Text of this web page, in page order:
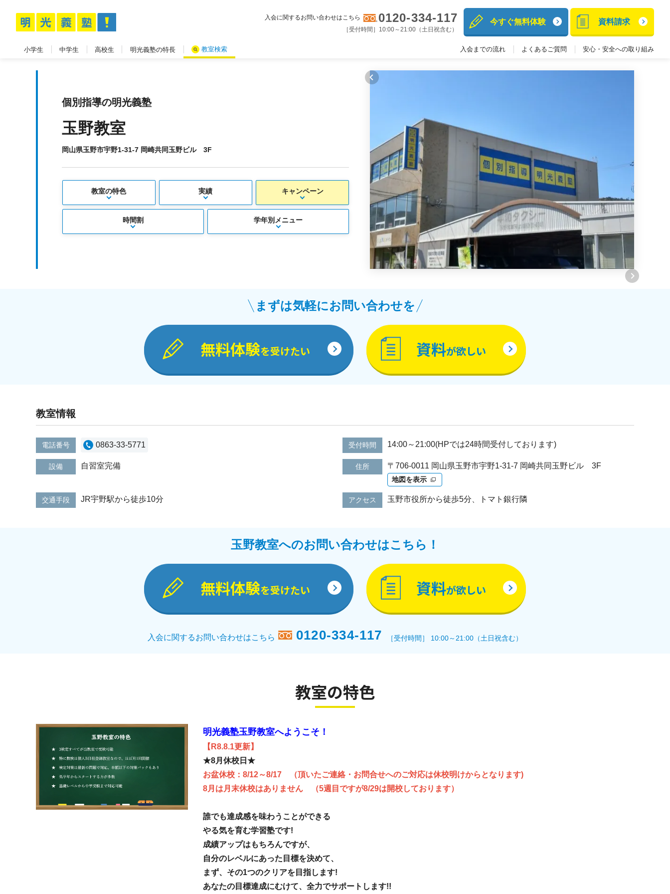
今すぐ無料体験 資料請求
入会に関するお問い合わせはこちら 0120-334-117
［受付時間］10:00～21:00（土日祝含む）
高校生
中学生
小学生 明光義塾の特長 教室検索 入会までの流れ よくあるご質問 安心・安全への取り組み
個別指導の明光義塾
玉野教室
岡山県玉野市宇野1-31-7 岡崎共同玉野ビル 3F
教室の特色 実績 キャンペーン
時間割 学年別メニュー
まずは気軽にお問い合わせを
無料体験を受けたい 資料が欲しい
教室情報
電話番号 0863-33-5771 受付時間 14:00～21:00(HPでは24時間受付しております)
設備 自習室完備 住所 〒706-0011 岡山県玉野市宇野1-31-7 岡崎共同玉野ビル 3F
地図を表示
交通手段 JR宇野駅から徒歩10分 アクセス 玉野市役所から徒歩5分、トマト銀行隣
玉野教室へのお問い合わせはこちら！
無料体験を受けたい 資料が欲しい
入会に関するお問い合わせはこちら 0120-334-117 ［受付時間］ 10:00～21:00（土日祝含む）
教室の特色
明光義塾玉野教室へようこそ！
【R8.8.1更新】
★8月休校日★
お盆休校：8/12～8/17 （頂いたご連絡・お問合せへのご対応は休校明けからとなります)
8月は月末休校はありません （5週目ですが8/29は開校しております）
誰でも達成感を味わうことができる
やる気を育む学習塾です!
成績アップはもちろんですが、
自分のレベルにあった目標を決めて、
まず、その1つのクリアを目指します!
あなたの目標達成にむけて、全力でサポートします!!